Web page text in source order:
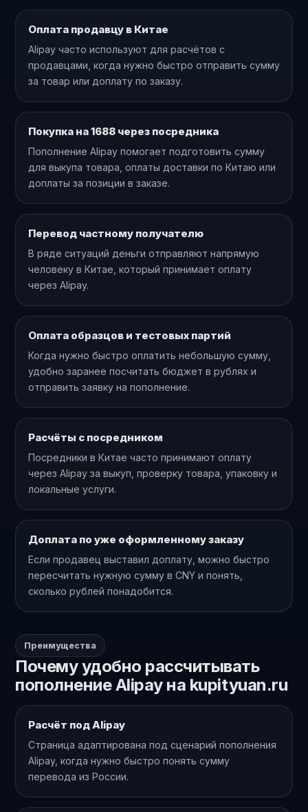
Оплата продавцу в Китае
Alipay часто используют для расчётов с
продавцами, когда нужно быстро отправить сумму
за товар или доплату по заказу.
Покупка на 1688 через посредника
Пополнение Alipay помогает подготовить сумму
для выкупа товара, оплаты доставки по Китаю или
доплаты за позиции в заказе.
Перевод частному получателю
В ряде ситуаций деньги отправляют напрямую
человеку в Китае, который принимает оплату
через Alipay.
Оплата образцов и тестовых партий
Когда нужно быстро оплатить небольшую сумму,
удобно заранее посчитать бюджет в рублях и
отправить заявку на пополнение.
Расчёты с посредником
Посредники в Китае часто принимают оплату
через Alipay за выкуп, проверку товара, упаковку и
локальные услуги.
Доплата по уже оформленному заказу
Если продавец выставил доплату, можно быстро
пересчитать нужную сумму в CNY и понять,
сколько рублей понадобится.
Преимущества
Почему удобно рассчитывать
пополнение Alipay на kupityuan.ru
Расчёт под Alipay
Страница адаптирована под сценарий пополнения
Alipay, когда нужно быстро понять сумму
перевода из России.